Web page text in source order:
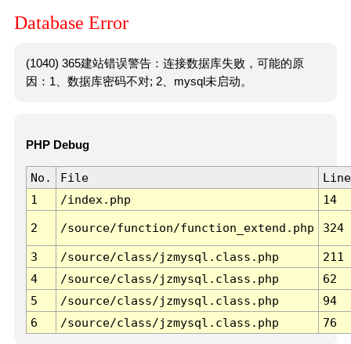
Database Error
(1040) 365建站错误警告：连接数据库失败，可能的原
因：1、数据库密码不对; 2、mysql未启动。
PHP Debug
No. File
Line
1
/index.php 14
2 /source/function/function_extend.php 324
3 /source/class/jzmysql.class.php
211
4
/source/class/jzmysql.class.php
62
5
/source/class/jzmysql.class.php
94
6
/source/class/jzmysql.class.php 76